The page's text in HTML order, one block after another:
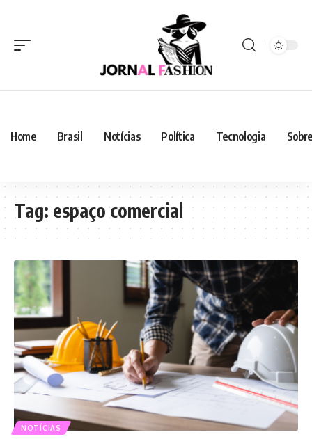
Home Brasil Notícias Política Tecnologia
Tag: espaço comercial
NOTÍCIAS